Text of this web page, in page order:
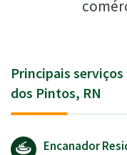
Principais
dos Pintos, RN
Encanador